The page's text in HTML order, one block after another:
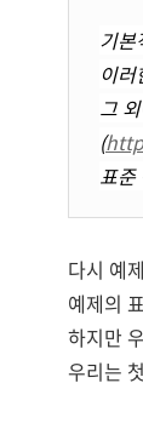
기
이
그
(
표준
다시 예
예제의
하지만
우리는